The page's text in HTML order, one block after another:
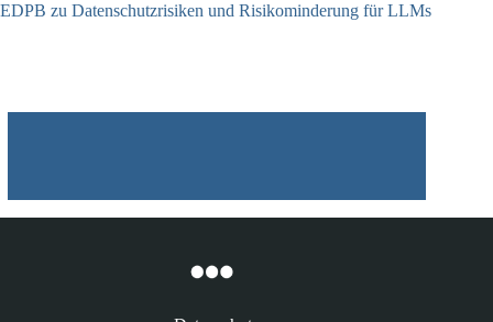
EDPB zu Datenschutzrisiken und Risikominderung für LLMs